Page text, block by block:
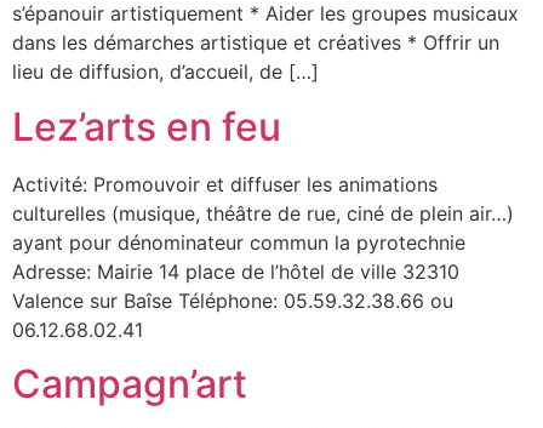
s’épanouir artistiquement * Aider les groupes musicaux
dans les démarches artistique et créatives * Offrir un
lieu de diffusion, d’accueil, de […]
Lez’arts en feu
Activité: Promouvoir et diffuser les animations
culturelles (musique, théâtre de rue, ciné de plein air…)
ayant pour dénominateur commun la pyrotechnie
Adresse: Mairie 14 place de l’hôtel de ville 32310
Valence sur Baîse Téléphone: 05.59.32.38.66 ou
06.12.68.02.41
Campagn’art